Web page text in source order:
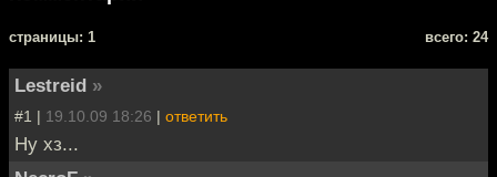
cтраницы: 1 всего: 24
Lestreid »
#1 | 19.10.09 18:26 | ответить
Ну хз...